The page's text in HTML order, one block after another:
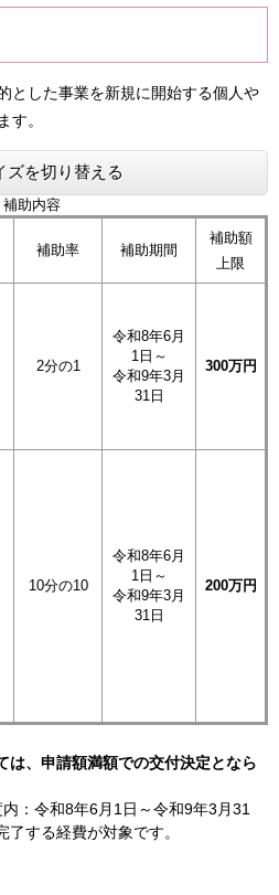
とした事業を新規に開始する個人や
す。
ズを切り替える
補助内容
補助率 補助期間
補助額
上限
2分の1
令和8年6月
1日～
令和9年3月
31日
300万円
10分の10
​令和8年6月
1日～
令和9年3月
31日
200万円
は、申請額満額での交付決定となら
：令和8年6月1日～令和9年3月31
了する経費が対象です。